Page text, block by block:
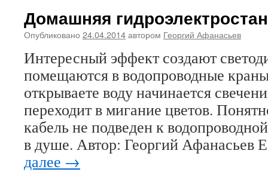
Домашняя
Опубликовано 24.04.2014автором Георгий Афанасьев
Интересный эффект создают
помещаются в водопроводные
открываете воду начинается
переходит в мигание цветов.
кабель не подведен к
в душе. Автор: Георгий
далее →